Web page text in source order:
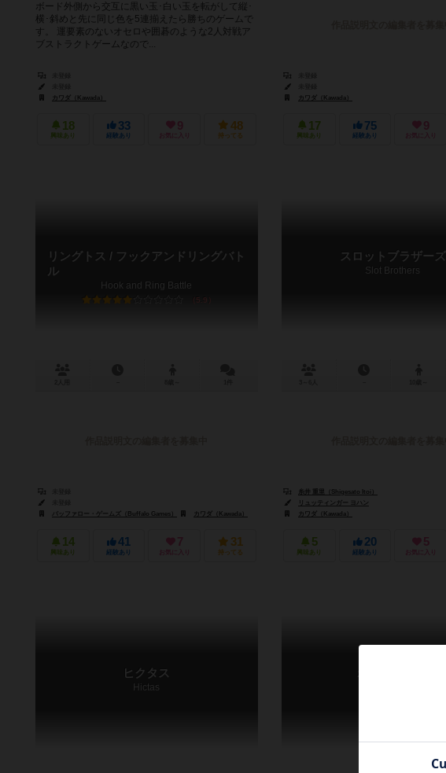
ボード外側から交互に黒い玉･白い玉を転がして縦･
横･斜めと先に同じ色を5連揃えたら勝ちのゲームで
す。 運要素のないオセロや囲碁のような2人対戦ア
ブストラクトゲームなので...
カワダ（Kawada）
18
興味あり
33
経験あり
9
お気に入り
48
持ってる
カワダ（Kawada）
17
興味あり
75
経験あり
9
お気に入り
リングトス / フックアンドリングバト
ル
Hook and Ring Battle
5.9
バッファロー・ゲームズ（Buffalo Games）
カワダ（Kawada）
14
興味あり
41
経験あり
7
お気に入り
31
持ってる
スロットブラザーズ
Slot Brothers
糸井 重里（Shigesato Itoi）
リュッティンガー ヨハン
カワダ（Kawada）
5
興味あり
20
経験あり
5
お気に入り
ヒクタス
Hictas
ボンバランス